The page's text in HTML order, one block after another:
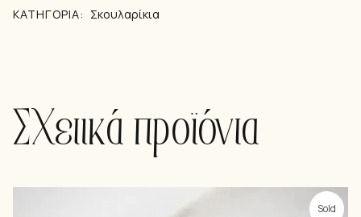
ΚΑΤΗΓΟΡΊΑ: Σκουλαρίκια
Σχετικά προϊόντα
Sold